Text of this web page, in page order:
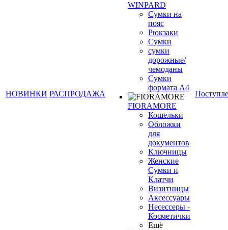
НОВИНКИ РАСПРОДАЖА
WINPARD
Сумки на
пояс
Рюкзаки
Сумки
сумки
дорожные/
чемоданы
Сумки
формата А4
FIORAMORE
Кошельки
Обложки
для
документов
Ключницы
Женские
Сумки и
Клатчи
Визитницы
Аксессуары
Несессеры -
Косметички
Ещё